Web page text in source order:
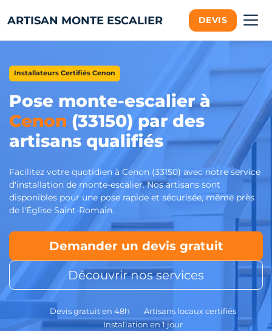
ARTISAN MONTE ESCALIER DEVIS
Installateurs Certifiés Cenon
Pose monte-escalier à
Cenon (33150) par des
artisans qualifiés
Facilitez votre quotidien à Cenon (33150) avec notre service
d'installation de monte-escalier. Nos artisans sont
disponibles pour une pose rapide et sécurisée, même près
de l'Église Saint-Romain.
Demander un devis gratuit
Découvrir nos services
Devis gratuit en 48h
Artisans locaux certifiés
Installation en 1 jour